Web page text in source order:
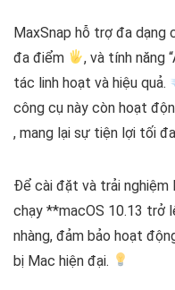
MaxSnap hỗ trợ đa
đa điểm
, và tính năng
tác linh hoạt và hiệu quả.
công cụ này còn hoạt
, mang lại sự tiện lợi tối
Để cài đặt và trải nghiệm
chạy **macOS 10.13 trở
nhàng, đảm bảo hoạt
bị Mac hiện đại.